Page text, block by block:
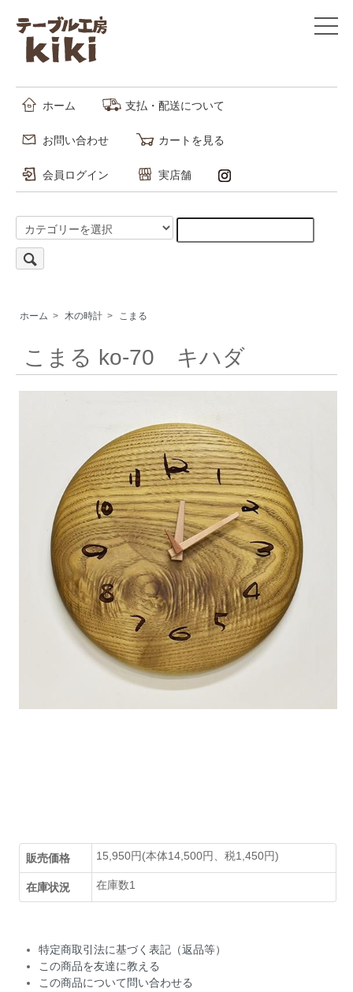
ホーム 支払・配送について
お問い合わせ カートを見る
会員ログイン 実店舗
ホーム > 木の時計 > こまる
こまる ko-70 キハダ
販売価格 15,950円(本体14,500円、税1,450円)
在庫状況 在庫数1
特定商取引法に基づく表記（返品等）
この商品を友達に教える
この商品について問い合わせる